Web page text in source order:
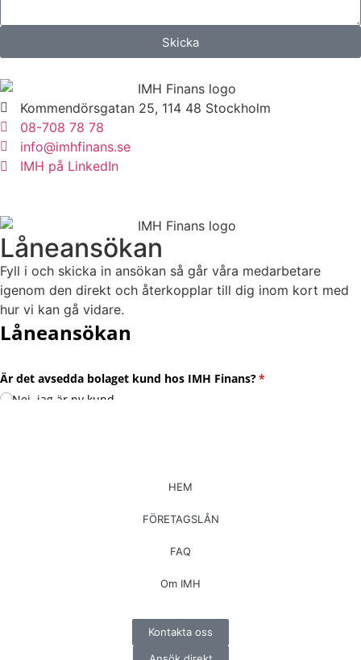
Skicka
Kommendörsgatan 25, 114 48 Stockholm
08-708 78 78
info@imhfinans.se
IMH på LinkedIn
Låneansökan
Fyll i och skicka in ansökan så går våra medarbetare
igenom den direkt och återkopplar till dig inom kort med
hur vi kan gå vidare.
HEM
FÖRETAGSLÅN
FAQ
Om IMH
Kontakta oss